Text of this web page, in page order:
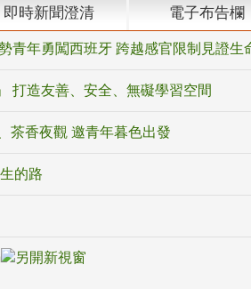
即時新聞澄清 電子布告欄
青年勇闖西班牙 跨越感官限制見證生
打造友善、安全、無礙學習空間
茶香夜觀 邀青年暮色出發
的路